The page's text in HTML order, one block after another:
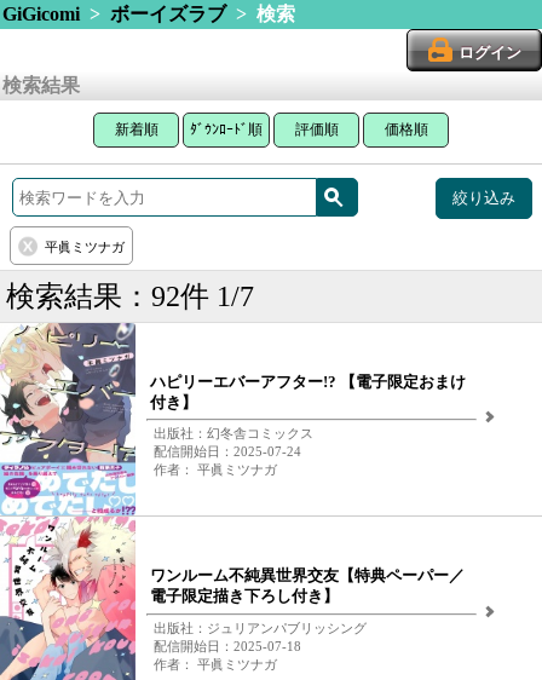
GiGicomi> ボーイズラブ> 検索
ログイン
検索結果
新着順 ﾀﾞｳﾝﾛｰﾄﾞ順 評価順 価格順
絞り込み
平眞ミツナガ
検索結果：92件 1/7
ハピリーエバーアフター!? 【電子限定おまけ
付き】
出版社：幻冬舎コミックス
配信開始日：2025-07-24
作者： 平眞ミツナガ
ワンルーム不純異世界交友【特典ペーパー／
電子限定描き下ろし付き】
出版社：ジュリアンパブリッシング
配信開始日：2025-07-18
作者： 平眞ミツナガ